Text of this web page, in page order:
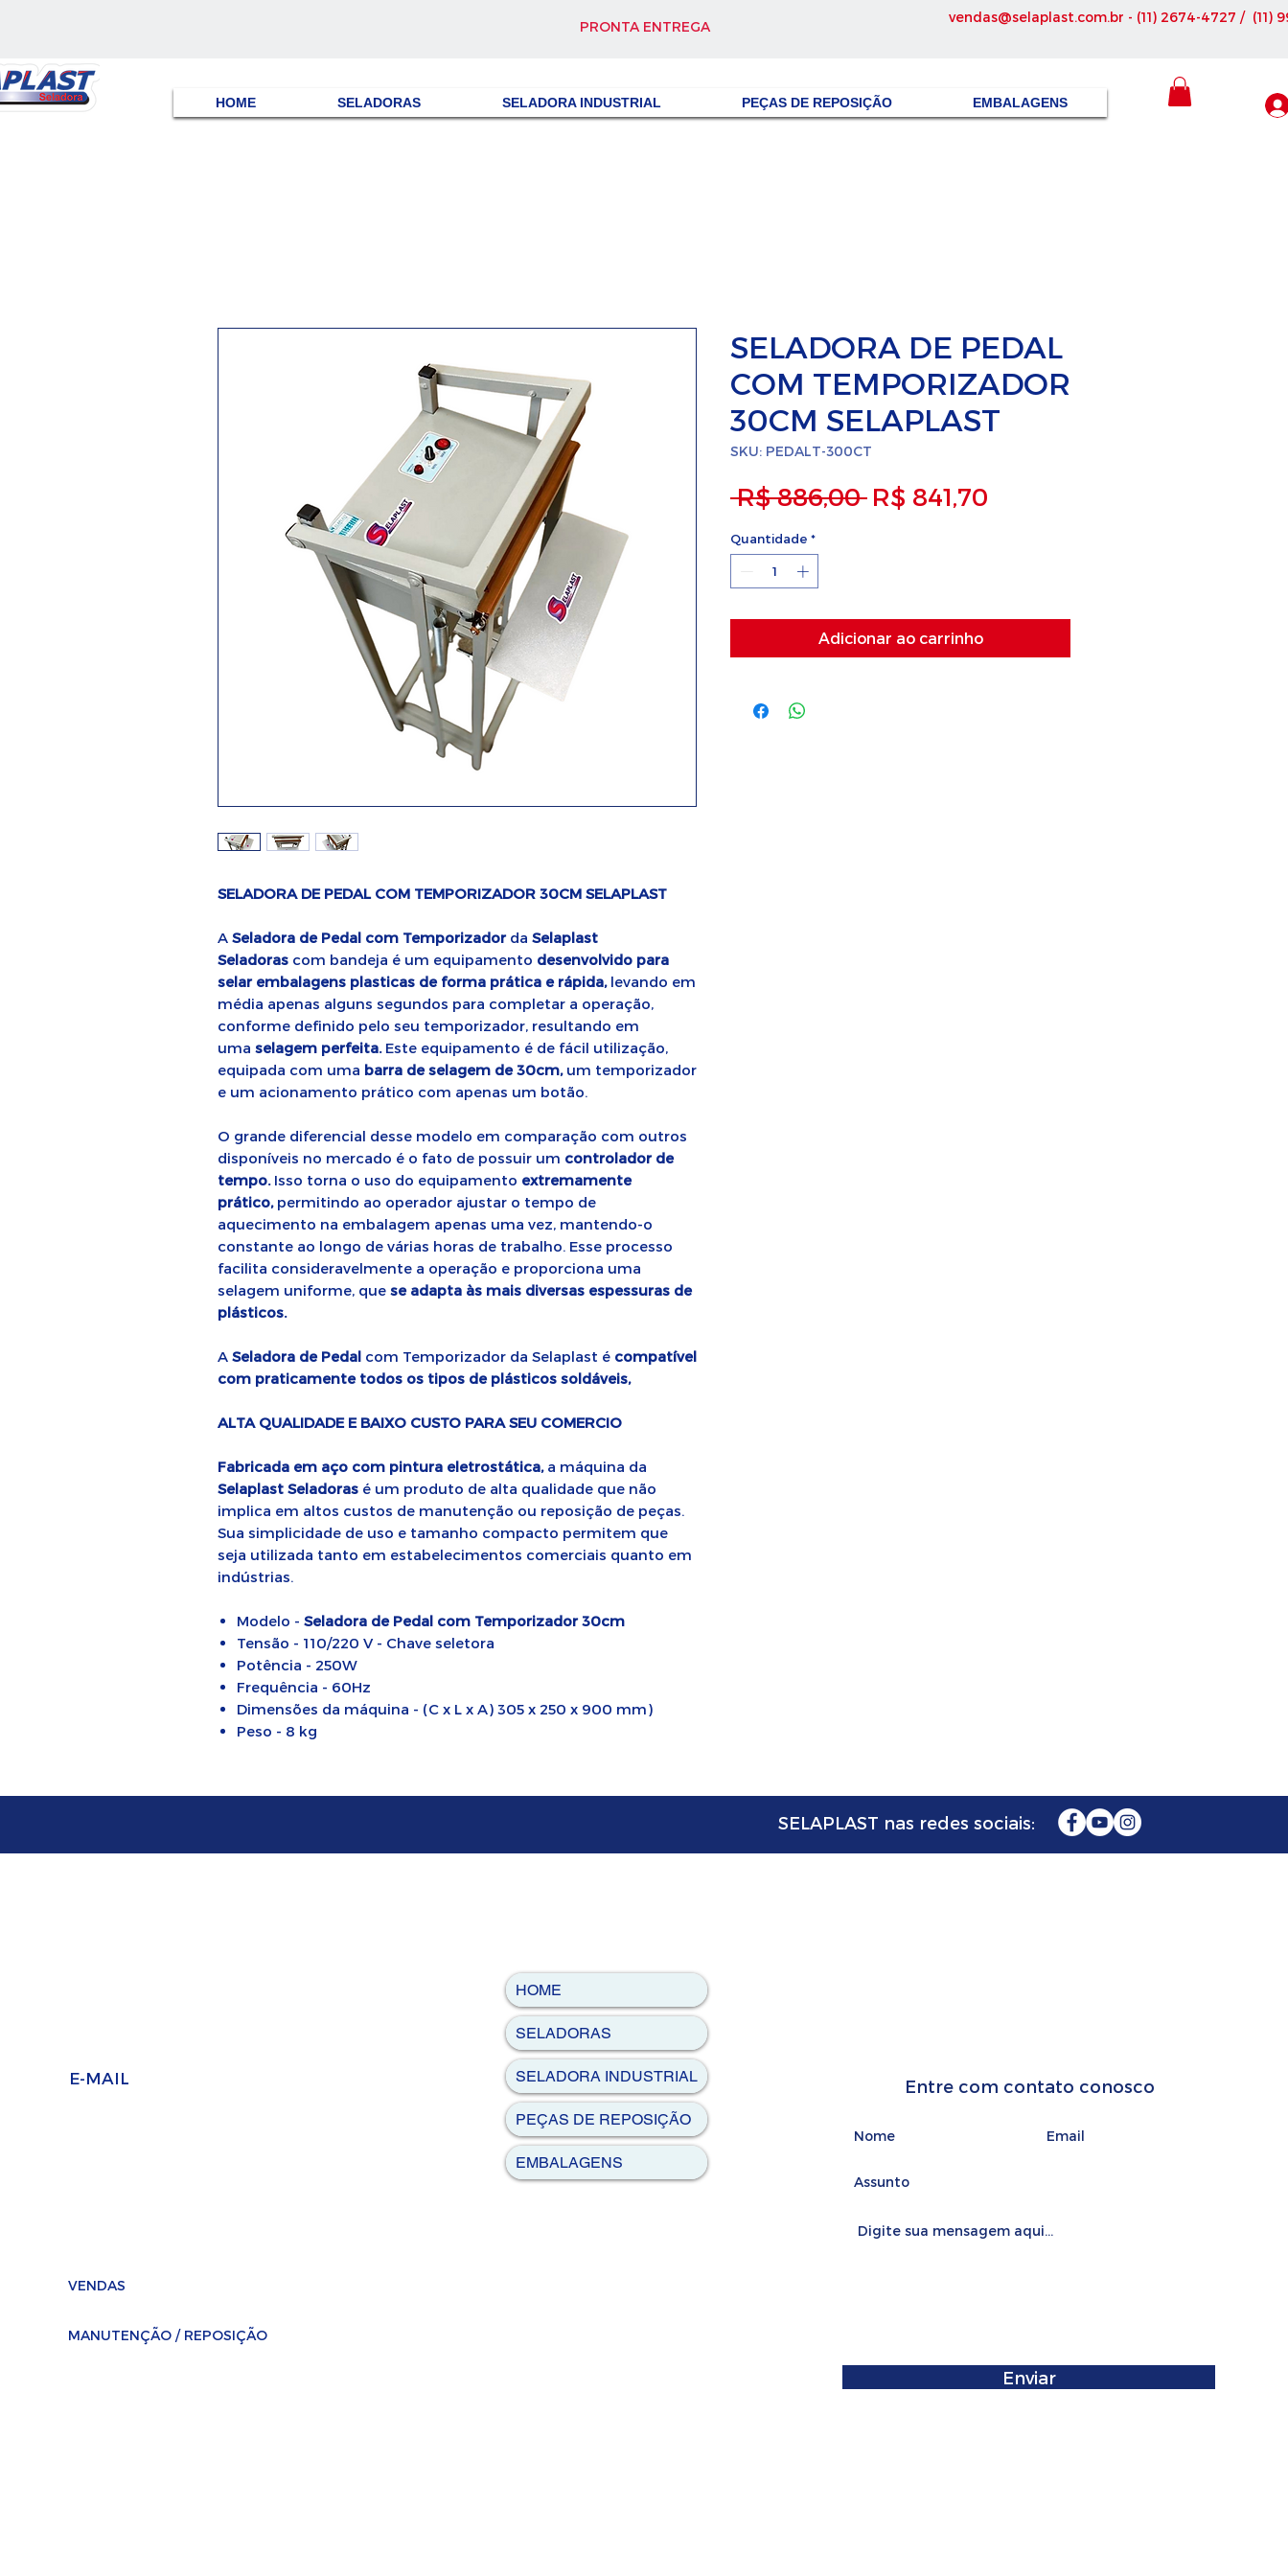
PRONTA ENTREGA
vendas@selaplast.com.br - (11) 2674-4727 / (11)
HOME SELADORAS SELADORA INDUSTRIAL PEÇAS DE REPOSIÇÃO EMBALAGENS
SELADORA DE PEDAL COM TEMPORIZADOR 30CM SELAPLAST
A Seladora de Pedal com Temporizadorda Selaplast
Seladoras com bandeja é um equipamento desenvolvido para
selar embalagens plasticas de forma prática e rápida,levando em
média apenas alguns segundos para completar a operação,
conforme definido pelo seu temporizador, resultando em
uma selagem perfeita.Este equipamento é de fácil utilização,
equipada com uma barra de selagem de 30cm,um temporizador
e um acionamento prático com apenas um botão.
O grande diferencial desse modelo em comparação com outros
disponíveis no mercado é o fato de possuir um controlador de
tempo.Isso torna o uso do equipamento extremamente
prático,permitindo ao operador ajustar o tempo de
aquecimento na embalagem apenas uma vez, mantendo-o
constante ao longo de várias horas de trabalho. Esse processo
facilita consideravelmente a operação e proporciona uma
selagem uniforme, que se adapta às mais diversas espessuras de
plásticos.
A Seladora de Pedal com Temporizador da Selaplast é compatível
com praticamente todos os tipos de plásticos soldáveis,
ALTA QUALIDADE E BAIXO CUSTO PARA SEU COMERCIO
Fabricada em aço com pintura eletrostática,a máquina da
Selaplast Seladoras é um produto de alta qualidade que não
implica em altos custos de manutenção ou reposição de peças.
Sua simplicidade de uso e tamanho compacto permitem que
seja utilizada tanto em estabelecimentos comerciais quanto em
indústrias.
Modelo - Seladora de Pedal com Temporizador 30cm
Tensão - 110/220 V - Chave seletora
Potência - 250W
Frequência - 60Hz
Dimensões da máquina - (C x L x A) 305 x 250 x 900 mm)
Peso - 8 kg
SELADORA DE PEDAL
COM TEMPORIZADOR
30CM SELAPLAST
SKU: PEDALT-300CT
R$ 886,00 Preço
R$ 841,70
Quantidade *
Adicionar ao carrinho
SELAPLAST nas redes sociais:
E-MAIL
VENDAS
MANUTENÇÃO / REPOSIÇÃO
HOME
SELADORAS
SELADORA INDUSTRIAL
PEÇAS DE REPOSIÇÃO
EMBALAGENS
Entre com contato conosco
Enviar